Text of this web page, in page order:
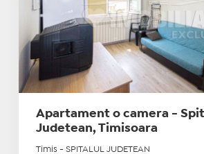
Apartament o camera -
Judetean, Timisoara
Timis - SPITALUL JUDETEAN